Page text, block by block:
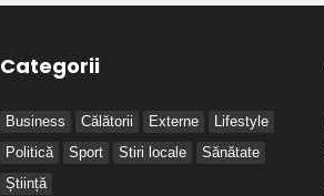
Categorii
Business Călătorii Externe
Lifestyle
Politică
Sport Stiri locale
Sănătate
Știință